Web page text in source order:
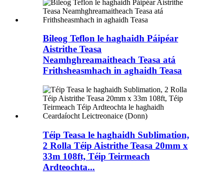
Bileog Teflon le haghaidh Páipéar
Aistrithe Teasa
Neamhghreamaitheach Teasa atá
Frithsheasmhach in aghaidh Teasa
Téip Teasa le haghaidh Sublimation,
2 Rolla Téip Aistrithe Teasa 20mm x
33m 108ft, Téip Teirmeach
Ardteochta...